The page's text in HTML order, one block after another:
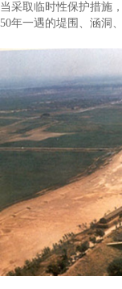
当采取临时性保护措施
50年一遇的堤围、涵洞